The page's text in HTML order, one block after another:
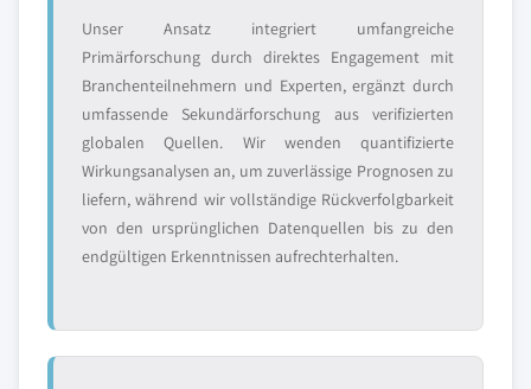
Unser Ansatz integriert umfangreiche
Primärforschung durch direktes Engagement mit
Branchenteilnehmern und Experten, ergänzt durch
umfassende Sekundärforschung aus verifizierten
globalen Quellen. Wir wenden quantifizierte
Wirkungsanalysen an, um zuverlässige Prognosen zu
liefern, während wir vollständige Rückverfolgbarkeit
von den ursprünglichen Datenquellen bis zu den
endgültigen Erkenntnissen aufrechterhalten.